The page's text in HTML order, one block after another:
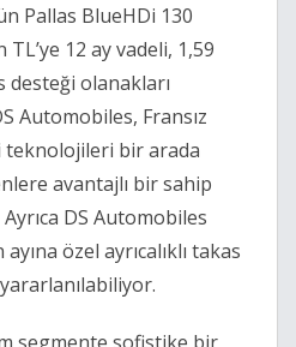
Pallas BlueHDi 130
12 ay vadeli, 1,59
desteği olanakları
Automobiles, Fransız
teknolojileri bir arada
avantajlı bir sahip
DS Automobiles
özel ayrıcalıklı takas